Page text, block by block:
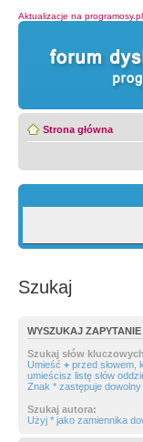
Aktualizacje na programosy.pl
Strona główna
Szukaj
WYSZUKAJ ZAPYTANIE
Szukaj słów
Umieść + przed słowem,
umieścisz listę słów
Znak * zastępuje dowolny
Szukaj autora:
Użyj * jako zamiennika